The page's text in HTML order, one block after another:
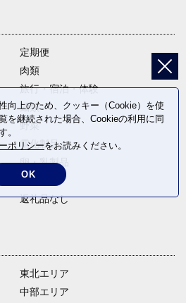
定期便
肉類
旅行・宿泊・体験
麺類
野菜
電化製品
卵・乳製品
米・穀物
返礼品なし
東北エリア
中部エリア
向上のため、クッキー（Cookie）を使
を継続された場合、Cookieの利用に同
。
ポリシーをお読みください。
OK